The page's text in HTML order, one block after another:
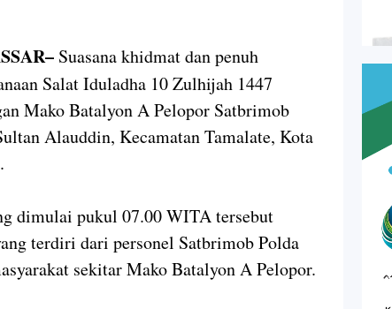
Suasana khidmat dan penuh
Salat Iduladha 10 Zulhijah 1447
Mako Batalyon A Pelopor Satbrimob
Alauddin, Kecamatan Tamalate, Kota
dimulai pukul 07.00 WITA tersebut
terdiri dari personel Satbrimob Polda
sekitar Mako Batalyon A Pelopor.